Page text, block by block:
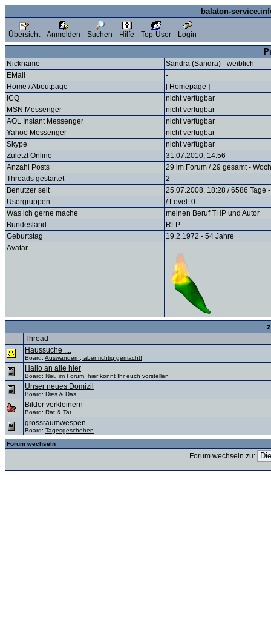
balaton-
Übersicht Anmelden Suchen Hilfe Top-User Login
Nickname
Sandra (Sandra) - weiblich
EMail
-
Home / Aboutpage
[ Homepage ]
ICQ
nicht verfügbar
MSN Messenger
nicht verfügbar
AOL Instant Messenger
nicht verfügbar
Yahoo Messenger
nicht verfügbar
Skype
nicht verfügbar
Zuletzt Online
31.07.2010, 14:56
Anzahl Posts
29 im Forum / 29 gesamt -
Threads gestartet
2
Benutzer seit
25.07.2008, 18:28 / 6586 Tage
Usergruppen:
/ Level: 0
Was ich gerne mache
meinen Beruf THP und Autor
Bundesland
RLP
Geburtstag
19.2.1972 - 54 Jahre
Avatar
Thread
Haussuche ....
Board: Auswandern, aber richtig gemacht!
Hallo an alle hier
Board: Neu im Forum, hier könnt Ihr euch vorstellen
Unser neues Domizil
Board: Dies & Das
Bilder verkleinern
Board: Rat & Tat
grossraumwespen
Board: Tagesgeschehen
Forum wechseln
Forum wechseln zu: